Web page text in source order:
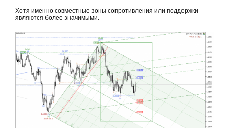
Хотя именно совместные зоны сопротивления или поддержки
являются более значимыми.